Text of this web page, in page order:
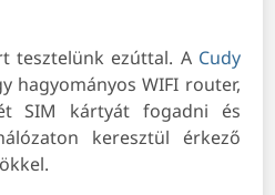
tesztelünk ezúttal. A Cudy
hagyományos WIFI router,
SIM kártyát fogadni és
keresztül érkező